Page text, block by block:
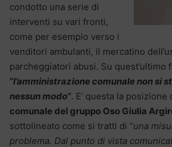
condotto una serie di
interventi su vari fronti,
come per esempio verso i
venditori ambulanti, il mercatino
parcheggiatori abusi. Su quest’ultimo
“l’amministrazione comunale non si
nessun modo“. E’ questa la posizione
comunale del gruppo Oso Giulia
sottolineato come si tratti di “una
problema. Dal punto di vista